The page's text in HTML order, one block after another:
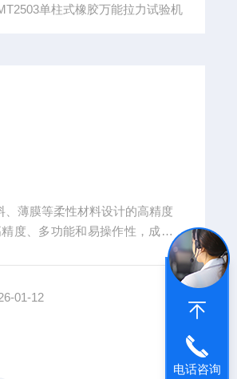
单柱式橡胶万能拉力试验机
薄膜等柔性材料设计的高精度
度、多功能和易操作性，成为
01-12
电话咨询